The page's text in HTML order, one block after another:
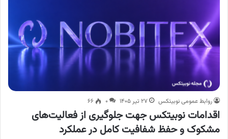
روابط عمومی نوبیتکس ۲۷ تیر ۱۴۰۵ ۰ ۶۶
اقدامات نوبیتکس جهت جلوگیری از فعالیت‌های
مشکوک و حفظ شفافیت کامل در عملکرد